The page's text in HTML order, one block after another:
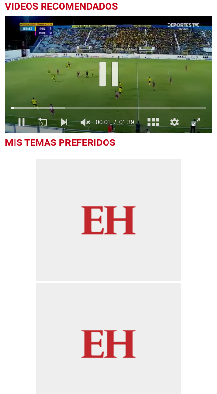
VIDEOS RECOMENDADOS
of
MIS TEMAS PREFERIDOS